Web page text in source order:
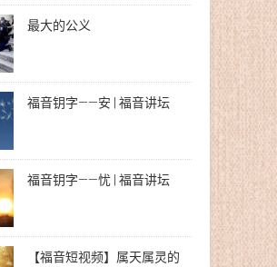
最大的公义
福音钥字——安 | 福音讲坛
福音钥字——忧 | 福音讲坛
【福音短视频】属天属灵的